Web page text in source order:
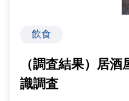
飲食
（調査結果）居
識調査